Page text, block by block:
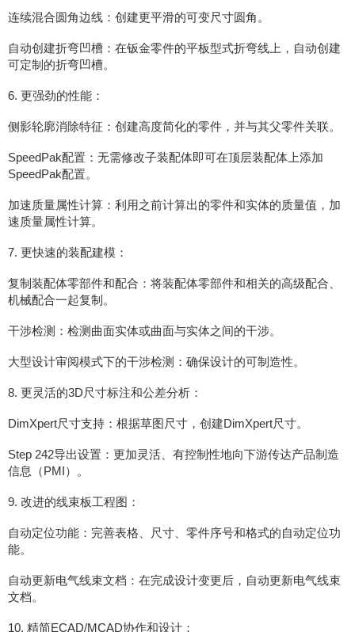
连续混合圆角边线：创建更平滑的可变尺寸圆角。
自动创建折弯凹槽：在钣金零件的平板型式折弯线上，自动创建
可定制的折弯凹槽。
6. 更强劲的性能：
侧影轮廓消除特征：创建高度简化的零件，并与其父零件关联。
SpeedPak配置：无需修改子装配体即可在顶层装配体上添加
SpeedPak配置。
加速质量属性计算：利用之前计算出的零件和实体的质量值，加
速质量属性计算。
7. 更快速的装配建模：
复制装配体零部件和配合：将装配体零部件和相关的高级配合、
机械配合一起复制。
干涉检测：检测曲面实体或曲面与实体之间的干涉。
大型设计审阅模式下的干涉检测：确保设计的可制造性。
8. 更灵活的3D尺寸标注和公差分析：
DimXpert尺寸支持：根据草图尺寸，创建DimXpert尺寸。
Step 242导出设置：更加灵活、有控制性地向下游传达产品制造
信息（PMI）。
9. 改进的线束板工程图：
自动定位功能：完善表格、尺寸、零件序号和格式的自动定位功
能。
自动更新电气线束文档：在完成设计变更后，自动更新电气线束
文档。
10. 精简ECAD/MCAD协作和设计：